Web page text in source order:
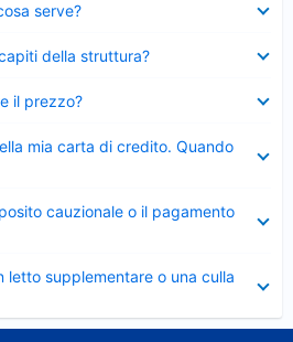
serve?
della struttura?
il prezzo?
mia carta di credito. Quando
cauzionale o il pagamento
letto supplementare o una culla